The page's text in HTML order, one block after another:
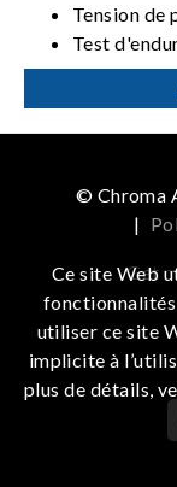
Tension de
Test
Test de
(balayage
Module de
© Chroma
|
Get
Ce site Web
fonctionnalités
utiliser ce site
implicite à
plus de détails,